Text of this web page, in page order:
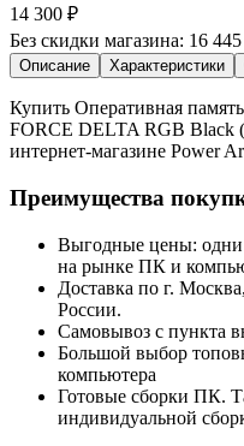
14 300 ₽
Без скидки магазина: 16
Описание Характеристики
Купить Оперативная
FORCE DELTA RGB Black
интернет-магазине Power
Преимущества
Выгодные цены: одни
на рынке ПК и
Доставка по г.
России.
Самовывоз с пункта
Большой выбор
компьютера
Готовые сборки ПК.
индивидуальной